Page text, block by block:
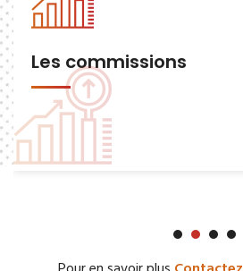
Les commissions